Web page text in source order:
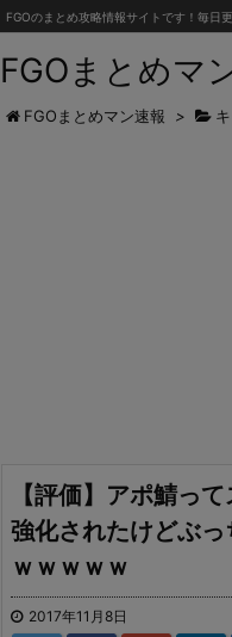
FGOまとめマ
FGOのまとめ攻略情報サイトです！毎日
FGOまとめマン速報 >
【評価】アポ鯖っ
強化されたけどぶ
ｗｗｗｗｗ
2017年11月8日